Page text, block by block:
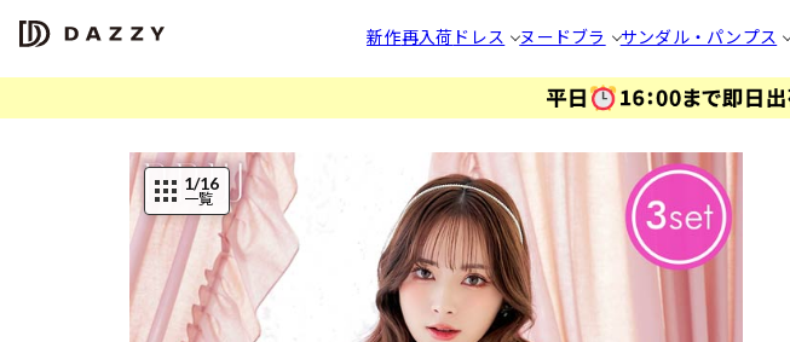
新作再入荷 ドレス ヌードブラ サンダル・パンプス
1/16
一覧